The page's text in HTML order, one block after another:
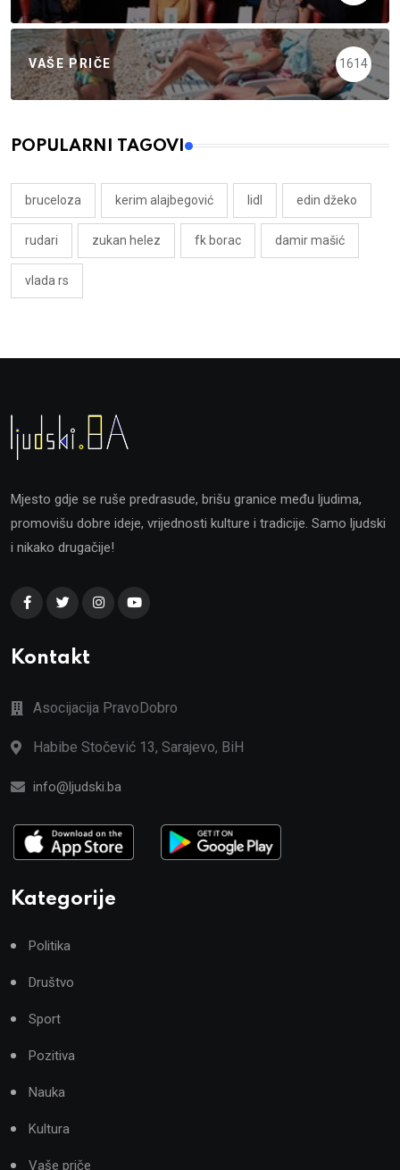
VAŠE PRIČE 1614
POPULARNI TAGOVI
bruceloza kerim alajbegović lidl edin džeko
rudari zukan helez fk borac damir mašić
vlada rs
Mjesto gdje se ruše predrasude, brišu granice među ljudima,
promovišu dobre ideje, vrijednosti kulture i tradicije. Samo ljudski
i nikako drugačije!
Kontakt
Asocijacija PravoDobro
Habibe Stočević 13, Sarajevo, BiH
info@ljudski.ba
Kategorije
Politika
Društvo
Sport
Pozitiva
Nauka
Kultura
Vaše priče